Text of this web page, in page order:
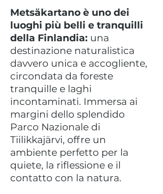
Metsäkartano è uno dei
luoghi più belli e tranquilli
della Finlandia: una
destinazione naturalistica
davvero unica e accogliente,
circondata da foreste
tranquille e laghi
incontaminati. Immersa ai
margini dello splendido
Parco Nazionale di
Tiilikkajärvi, offre un
ambiente perfetto per la
quiete, la riflessione e il
contatto con la natura.